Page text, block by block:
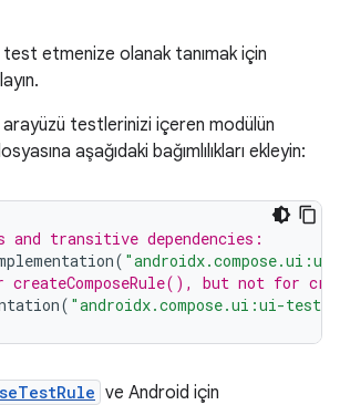
etmenize olanak tanımak için
arayüzü testlerinizi içeren modülün
aşağıdaki bağımlılıkları ekleyin:
transitive dependencies:
(
createComposeRule(), but not for
( "androidx.compose.ui:ui-test-
ve Android için